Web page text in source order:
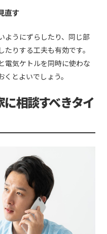
直す
ようにずらしたり、同じ部
りする工夫も有効です。
電気ケトルを同時に使わな
とよいでしょう。
相談すべきタイ